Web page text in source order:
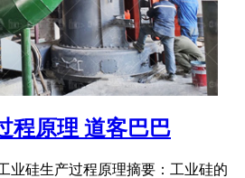
程原理 道客巴巴
业硅生产过程原理摘要：工业硅的